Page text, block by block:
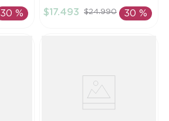
30 % $17.493 $24.990 30 %